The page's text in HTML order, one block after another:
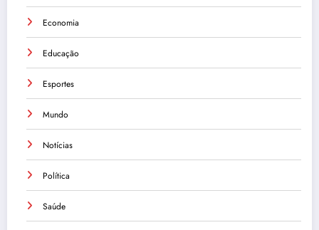
Economia
Educação
Esportes
Mundo
Notícias
Política
Saúde